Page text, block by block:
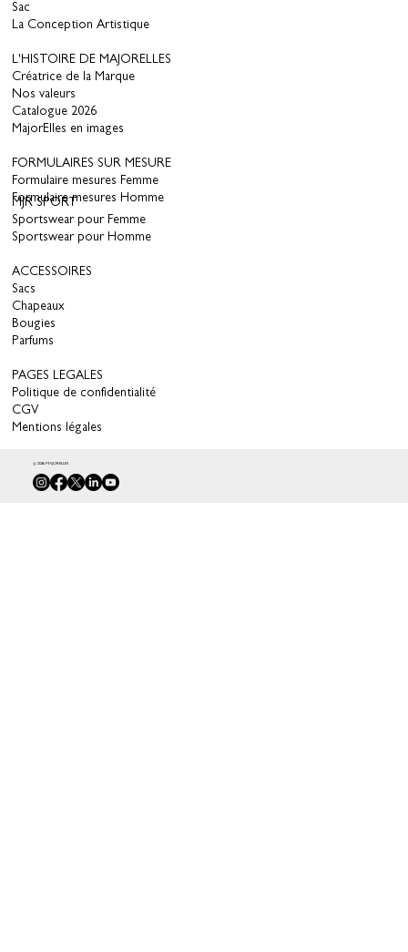
Sac
La Conception Artistique
L'HISTOIRE DE MAJORELLES
Créatrice de la Marque
Nos valeurs
Catalogue 2026
MajorElles en images
FORMULAIRES SUR MESURE
Formulaire mesures Femme
Formulaire mesures Homme
MJR SPORT
Sportswear pour Femme
Sportswear pour Homme
ACCESSOIRES
Sacs
Chapeaux
Bougies
Parfums
PAGES LEGALES
Politique de confidentialité
CGV
Mentions légales
© 2026 MAJORELLES